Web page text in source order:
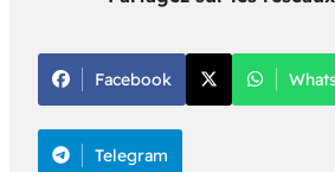
Facebook
Telegram